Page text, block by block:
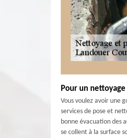
Pour un
Vous voulez avoir une
services de pose et
bonne évacuation des
se collent à la surface